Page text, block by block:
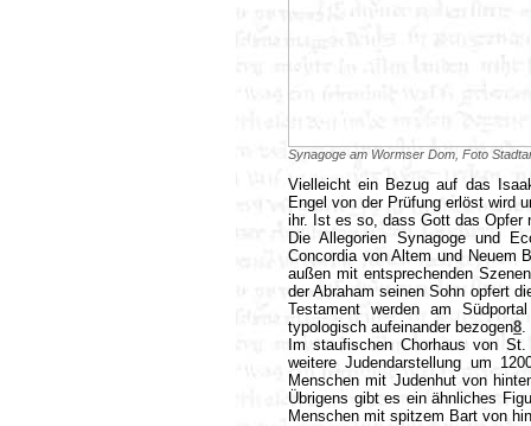
Synagoge am Wormser Dom, Foto
Vielleicht ein Bezug auf das
Engel von der Prüfung erlöst wird
ihr. Ist es so, dass Gott das Opfer
Die Allegorien Synagoge und
Concordia von Altem und Neuem
außen mit entsprechenden
der Abraham seinen Sohn opfert
Testament werden am
typologisch aufeinander bezogen8.
Im staufischen Chorhaus von
weitere Judendarstellung um
Menschen mit Judenhut von
Übrigens gibt es ein ähnliches
Menschen mit spitzem Bart von